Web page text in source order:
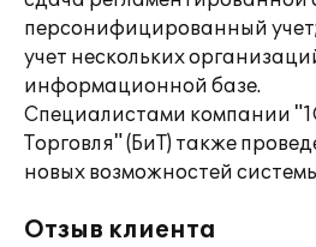
персонифицированный
учет нескольких
информационной базе.
Специалистами компании
Торговля" (БиТ) также
новых возможностей
Отзыв клиента